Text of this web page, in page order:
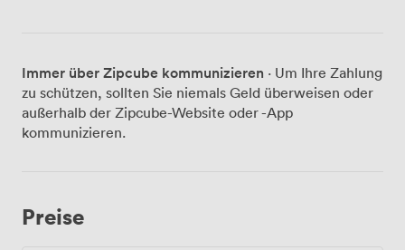
Immer über Zipcube kommunizieren · Um Ihre Zahlung
zu schützen, sollten Sie niemals Geld überweisen oder
außerhalb der Zipcube-Website oder -App
kommunizieren.
Preise